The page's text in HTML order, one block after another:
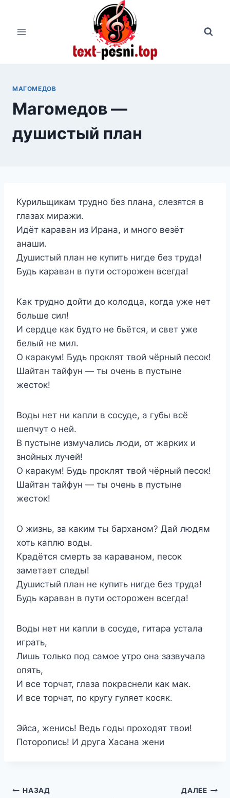
содержимому
МАГОМЕДОВ
Магомедов —
душистый план
Курильщикам трудно без плана, слезятся в
глазах миражи.
Идёт караван из Ирана, и много везёт
анаши.
Душистый план не купить нигде без труда!
Будь караван в пути осторожен всегда!
Как трудно дойти до колодца, когда уже нет
больше сил!
И сердце как будто не бьётся, и свет уже
белый не мил.
О каракум! Будь проклят твой чёрный песок!
Шайтан тайфун — ты очень в пустыне
жесток!
Воды нет ни капли в сосуде, а губы всё
шепчут о ней.
В пустыне измучались люди, от жарких и
знойных лучей!
О каракум! Будь проклят твой чёрный песок!
Шайтан тайфун — ты очень в пустыне
жесток!
О жизнь, за каким ты барханом? Дай людям
хоть каплю воды.
Крадётся смерть за караваном, песок
заметает следы!
Душистый план не купить нигде без труда!
Будь караван в пути осторожен всегда!
Воды нет ни капли в сосуде, гитара устала
играть,
Лишь только под самое утро она зазвучала
опять,
И все торчат, глаза покраснели как мак.
И все торчат, по кругу гуляет косяк.
Эйса, женись! Ведь годы проходят твои!
Поторопись! И друга Хасана жени
Навигация
НАЗАД ДАЛЕЕ